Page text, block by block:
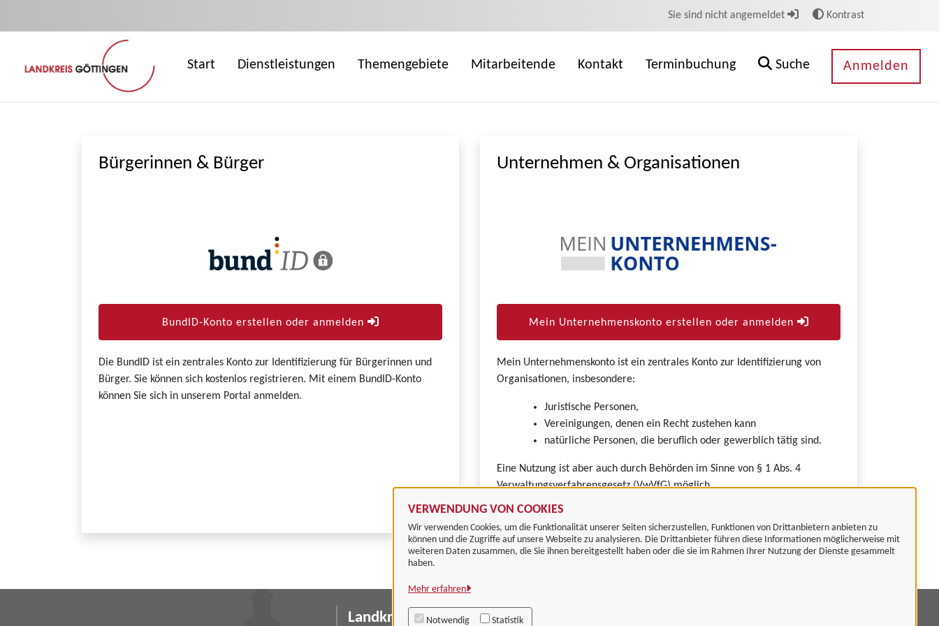
VERWENDUNG VON COOKIES
Wir verwenden Cookies, um die Funktionalität unserer Seiten sicherzustellen, Funktionen von Drittanbietern anbieten zu
können und die Zugriffe auf unsere Webseite zu analysieren. Die Drittanbieter führen diese Informationen möglicherweise mit
weiteren Daten zusammen, die Sie ihnen bereitgestellt haben oder die sie im Rahmen Ihrer Nutzung der Dienste gesammelt
haben.
Mehr erfahren
Notwendig Statistik
Sie sind nicht angemeldet Kontrast
Start Dienstleistungen Themengebiete Mitarbeitende Kontakt Terminbuchung Suche Anmelden
Bürgerinnen & Bürger
BundID-Konto erstellen oder anmelden
Die BundID ist ein zentrales Konto zur Identifizierung für Bürgerinnen und
Bürger. Sie können sich kostenlos registrieren. Mit einem BundID-Konto
können Sie sich in unserem Portal anmelden.
Unternehmen & Organisationen
Mein Unternehmenskonto erstellen oder anmelden
Mein Unternehmenskonto ist ein zentrales Konto zur Identifizierung von
Organisationen, insbesondere:
Juristische Personen,
Vereinigungen, denen ein Recht zustehen kann
natürliche Personen, die beruflich oder gewerblich tätig sind.
Eine Nutzung ist aber auch durch Behörden im Sinne von § 1 Abs. 4
Verwaltungsverfahrensgesetz (VwVfG) möglich.
Landkreis Göttingen